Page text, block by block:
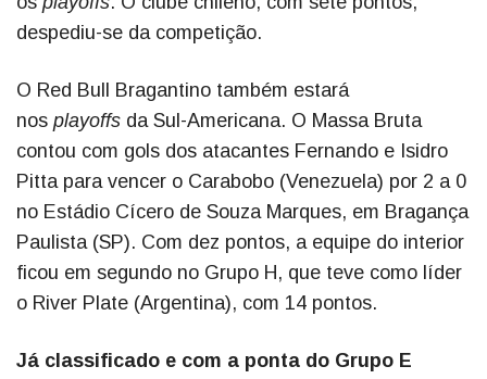
despediu-se da competição.
O Red Bull Bragantino também estará
nos playoffs da Sul-Americana. O Massa Bruta
contou com gols dos atacantes Fernando e Isidro
Pitta para vencer o Carabobo (Venezuela) por 2 a 0
no Estádio Cícero de Souza Marques, em Bragança
Paulista (SP). Com dez pontos, a equipe do interior
ficou em segundo no Grupo H, que teve como líder
o River Plate (Argentina), com 14 pontos.
Já classificado e com a ponta do Grupo E